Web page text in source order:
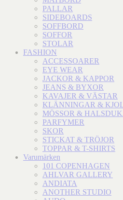
PALLAR
SIDEBOARDS
SOFFBORD
SOFFOR
STOLAR
FASHION
ACCESSOARER
EYE WEAR
JACKOR & KAPPOR
JEANS & BYXOR
KAVAJER & VÄSTAR
KLÄNNINGAR &
MÖSSOR &
PARFYMER
SKOR
STICKAT & TRÖJOR
TOPPAR & T-SHIRTS
Varumärken
101 COPENHAGEN
AHLVAR GALLERY
ANDIATA
ANOTHER STUDIO